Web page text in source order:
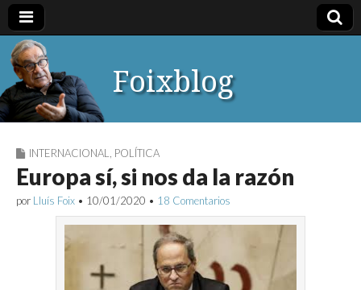
Foixblog
INTERNACIONAL POLÍTICA
Europa sí, si nos da la razón
por Lluís Foix • 10/01/2020 • 18 Comentarios